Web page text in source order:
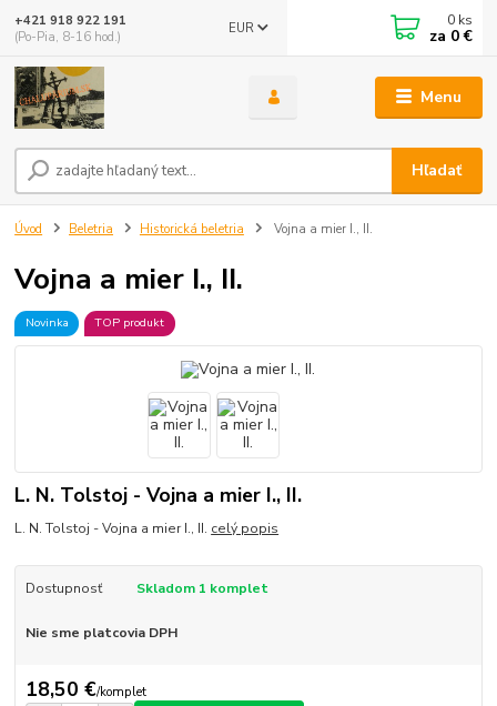
Menu
EUR
Hľadať
+421 918 922 191
(Po-Pia, 8-16 hod.)
0 ks
za 0 €
Úvod Beletria Historická beletria Vojna a mier I., II.
Vojna a mier I., II.
Novinka TOP produkt
L. N. Tolstoj - Vojna a mier I., II.
L. N. Tolstoj - Vojna a mier I., II. celý popis
Dostupnosť Skladom 1 komplet
Nie sme platcovia DPH
18,50 €/komplet